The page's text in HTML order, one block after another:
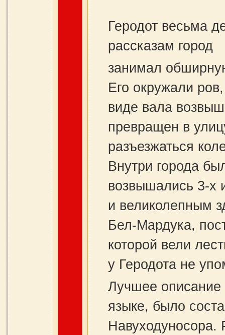
Геродот весьма
рассказам город
занимал
Его окружали
виде вала
превращен в
разъезжаться
Внутри города
возвышались 3-
и великолепным
Бел-Мардука,
которой вели
у Геродота не
Лучшее
языке, было
Навуходуносора.